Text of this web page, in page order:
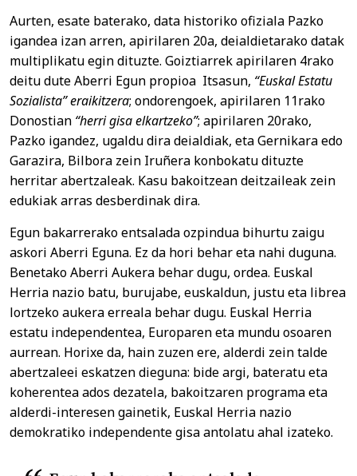
Aurten, esate baterako, data historiko ofiziala Pazko
igandea izan arren, apirilaren 20a, deialdietarako datak
multiplikatu egin dituzte. Goiztiarrek apirilaren 4rako
deitu dute Aberri Egun propioa Itsasun, “Euskal Estatu
Sozialista” eraikitzera; ondorengoek, apirilaren 11rako
Donostian “herri gisa elkartzeko”; apirilaren 20rako,
Pazko igandez, ugaldu dira deialdiak, eta Gernikara edo
Garazira, Bilbora zein Iruñera konbokatu dituzte
herritar abertzaleak. Kasu bakoitzean deitzaileak zein
edukiak arras desberdinak dira.
Egun bakarrerako entsalada ozpindua bihurtu zaigu
askori Aberri Eguna. Ez da hori behar eta nahi duguna.
Benetako Aberri Aukera behar dugu, ordea. Euskal
Herria nazio batu, burujabe, euskaldun, justu eta librea
lortzeko aukera erreala behar dugu. Euskal Herria
estatu independentea, Europaren eta mundu osoaren
aurrean. Horixe da, hain zuzen ere, alderdi zein talde
abertzaleei eskatzen dieguna: bide argi, bateratu eta
koherentea ados dezatela, bakoitzaren programa eta
alderdi-interesen gainetik, Euskal Herria nazio
demokratiko independente gisa antolatu ahal izateko.